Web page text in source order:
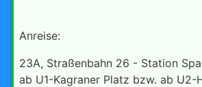
Anreise:
23A, Straßenbahn 26 - Station
ab U1-Kagraner Platz bzw. ab U2-